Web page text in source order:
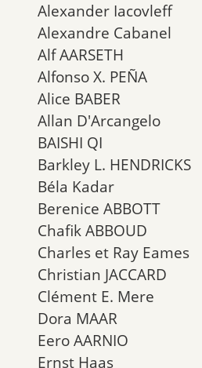
Alexander Iacovleff
Alexandre Cabanel
Alf AARSETH
Alfonso X. PEÑA
Alice BABER
Allan D'Arcangelo
BAISHI QI
Barkley L. HENDRICKS
Béla Kadar
Berenice ABBOTT
Chafik ABBOUD
Charles et Ray Eames
Christian JACCARD
Clément E. Mere
Dora MAAR
Eero AARNIO
Ernst Haas